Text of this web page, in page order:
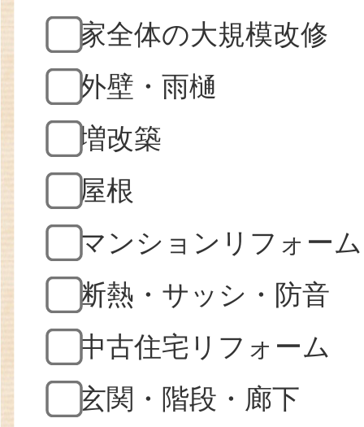
家全体の大規模改修
外壁・雨樋
増改築
屋根
マンションリフォーム
断熱・サッシ・防音
中古住宅リフォーム
玄関・階段・廊下